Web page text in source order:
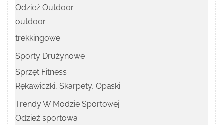
Odzież Outdoor
outdoor
trekkingowe
Sporty Drużynowe
Sprzęt Fitness
Rękawiczki, Skarpety, Opaski.
Trendy W Modzie Sportowej
Odzież sportowa